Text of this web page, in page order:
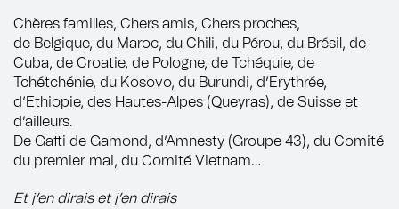
Chères familles, Chers amis, Chers proches,
de Belgique, du Maroc, du Chili, du Pérou, du Brésil, de
Cuba, de Croatie, de Pologne, de Tchéquie, de
Tchétchénie, du Kosovo, du Burundi, d’Erythrée,
d’Ethiopie, des Hautes-Alpes (Queyras), de Suisse et
d’ailleurs.
De Gatti de Gamond, d’Amnesty (Groupe 43), du Comité
du premier mai, du Comité Vietnam…
Et j’en dirais et j’en dirais